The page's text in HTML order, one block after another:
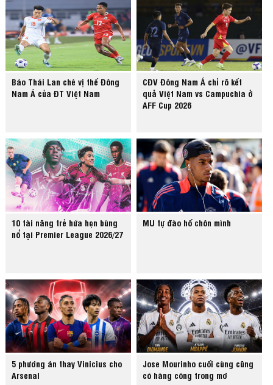
Báo Thái Lan chê vị thế Đông
Nam Á của ĐT Việt Nam
CĐV Đông Nam Á chỉ rõ kết
quả Việt Nam vs Campuchia ở
AFF Cup 2026
10 tài năng trẻ hứa hẹn bùng
nổ tại Premier League 2026/27
MU tự đào hố chôn mình
5 phương án thay Vinicius cho
Arsenal
Jose Mourinho cuối cùng cũng
có hàng công trong mơ